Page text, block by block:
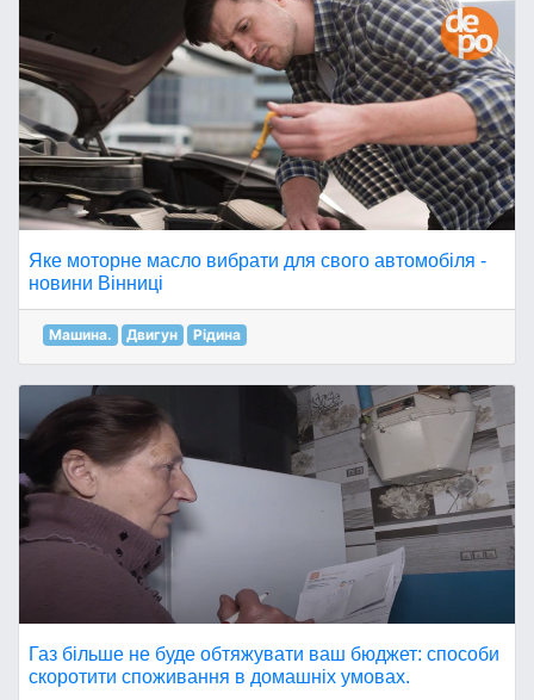
Яке моторне масло вибрати для свого автомобіля -
новини Вінниці
Машина. Двигун Рідина
Газ більше не буде обтяжувати ваш бюджет: способи
скоротити споживання в домашніх умовах.